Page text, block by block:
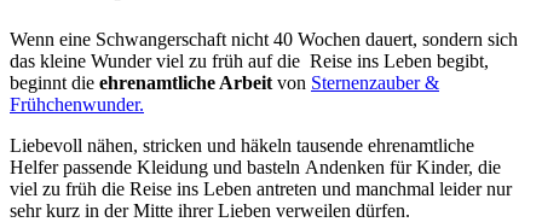
Wenn eine Schwangerschaft nicht 40 Wochen dauert, sondern sich
das kleine Wunder viel zu früh auf die Reise ins Leben begibt,
beginnt die ehrenamtliche Arbeit von Sternenzauber &
Frühchenwunder.
Liebevoll nähen, stricken und häkeln tausende ehrenamtliche
Helfer passende Kleidung und basteln Andenken für Kinder, die
viel zu früh die Reise ins Leben antreten und manchmal leider nur
sehr kurz in der Mitte ihrer Lieben verweilen dürfen.